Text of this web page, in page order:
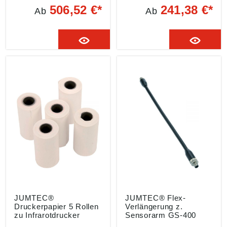
Edelstahl Sensor •
Hochwertige Spiralkabel
Leckmengenmessgerät
Druckmessgerät DL-400
dnung ((EU) 2023/998):
JUMTEC GmbH &
Co.KG, Markt 5, 42853
Remscheid, DE,
info@jumtec.de
Ab 506,52 €*
t für Sanitär-Heizung •
LC-Display • Hold- und
Berechnung des
Durchschnitts Lieferung:
Mit 9-V- Block-Batterie,
Kunststofftransportkoffe
Produktsicherheitsveror
dnung ((EU) 2023/998):
JUMTEC GmbH &
Co.KG, Markt 5, 42853
Remscheid, DE,
info@jumtec.de
Ab 241,38 €*
JUMTEC®
Druckerpapier 5 Rollen
zu Infrarotdrucker
JUMTEC® Flex-
Verlängerung z.
Sensorarm GS-400